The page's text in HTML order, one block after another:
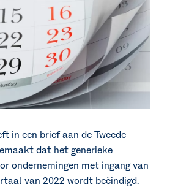
in een brief aan de Tweede
dat het generieke
ondernemingen met ingang van
van 2022 wordt beëindigd.